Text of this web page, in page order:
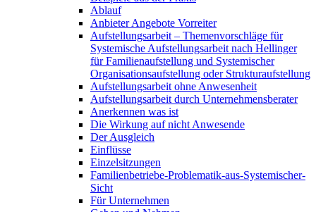
Ablauf
Anbieter Angebote Vorreiter
Aufstellungsarbeit – Themenvorschläge für
Systemische Aufstellungsarbeit nach Hellinger
für Familienaufstellung und Systemischer
Organisationsaufstellung oder Strukturaufstellung
Aufstellungsarbeit ohne Anwesenheit
Aufstellungsarbeit durch Unternehmensberater
Anerkennen was ist
Die Wirkung auf nicht Anwesende
Der Ausgleich
Einflüsse
Einzelsitzungen
Familienbetriebe-Problematik-aus-Systemischer-
Sicht
Für Unternehmen